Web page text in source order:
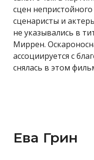
сцен
сценаристы и
не указывались в
Миррен.
ассоциируется с
снялась в этом
Ева Грин